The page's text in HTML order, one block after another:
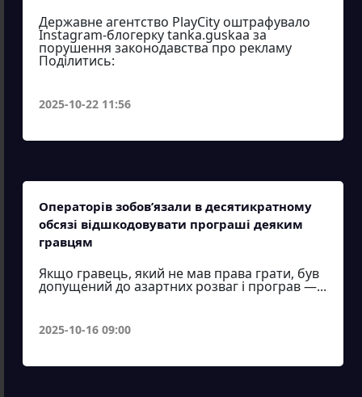
Державне агентство PlayCity оштрафувало
Instagram-блогерку tanka.guskaa за
порушення законодавства про рекламу
Поділитись:
2025-10-22 11:56
Операторів зобов’язали в десятикратному
обсязі відшкодовувати програші деяким
гравцям
Якщо гравець, який не мав права грати, був
допущений до азартних розваг і програв —...
2025-10-16 09:00